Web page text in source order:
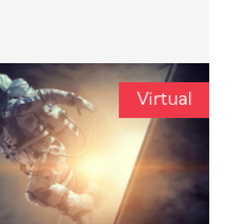
Virtual